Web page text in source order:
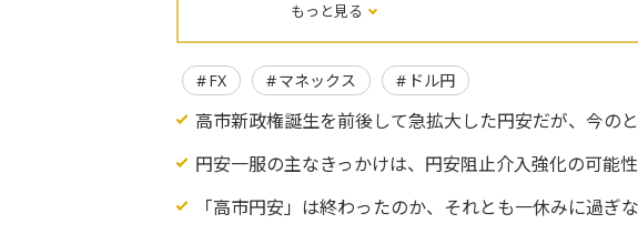
もっと見る
FX マネックス ドル円
高市新政権誕生を前後して急拡大した円安だが、今の
円安一服の主なきっかけは、円安阻止介入強化の可能
「高市円安」は終わったのか、それとも一休みに過ぎ